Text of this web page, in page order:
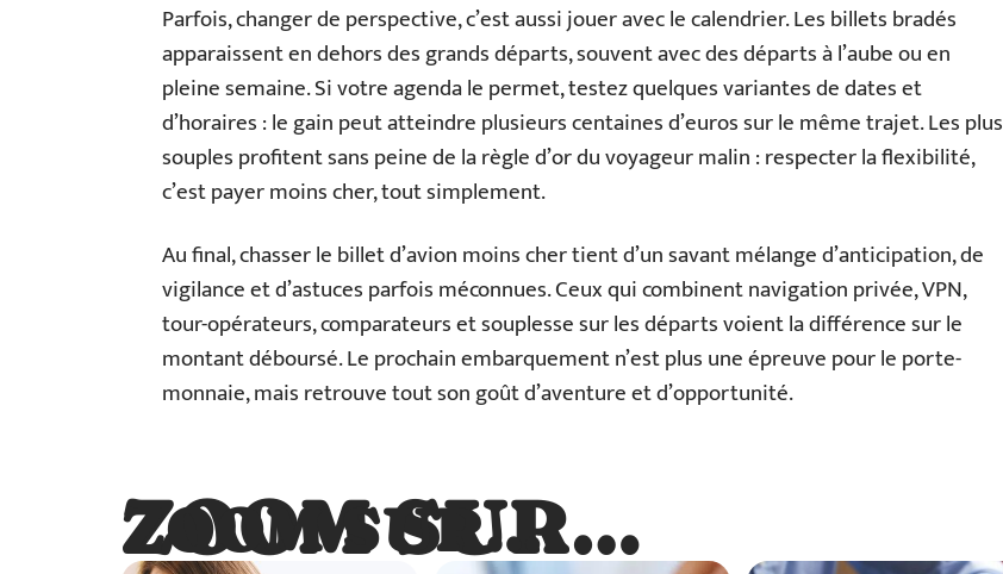
Parfois, changer de perspective, c’est aussi jouer avec le calendrier. Les billets bradés
apparaissent en dehors des grands départs, souvent avec des départs à l’aube ou en
pleine semaine. Si votre agenda le permet, testez quelques variantes de dates et
d’horaires : le gain peut atteindre plusieurs centaines d’euros sur le même trajet. Les plus
souples profitent sans peine de la règle d’or du voyageur malin : respecter la flexibilité,
c’est payer moins cher, tout simplement.
Au final, chasser le billet d’avion moins cher tient d’un savant mélange d’anticipation, de
vigilance et d’astuces parfois méconnues. Ceux qui combinent navigation privée, VPN,
tour-opérateurs, comparateurs et souplesse sur les départs voient la différence sur le
montant déboursé. Le prochain embarquement n’est plus une épreuve pour le porte-
monnaie, mais retrouve tout son goût d’aventure et d’opportunité.
ZOOM SUR…
ZOOM SUR…